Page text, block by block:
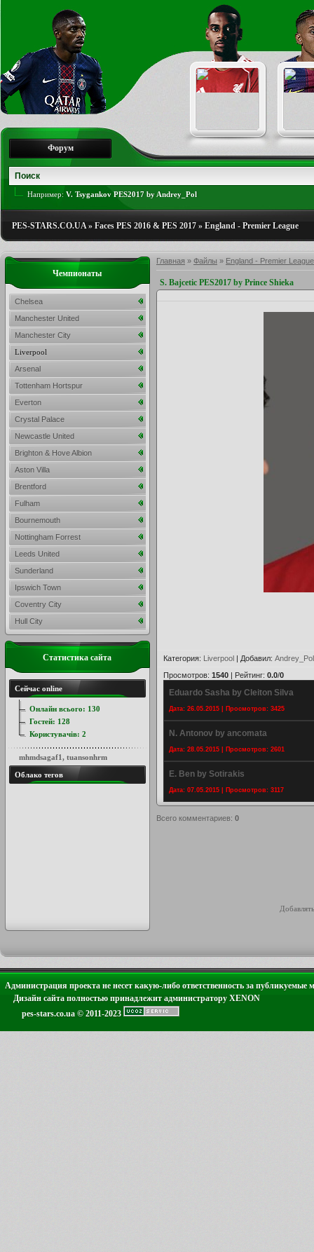
Форум
Например: V. Tsygankov PES2017 by Andrey_Pol
PES-STARS.CO.UA» Faces PES 2016 & PES 2017 » England - Premier League
Главная » Файлы » England - Premier League
S. Bajcetic PES2017 by Prince Shieka
Категория: Liverpool | Добавил: Andrey_Pol
Просмотров: 1540 | Рейтинг: 0.0/0
Eduardo Sasha by Cleiton Silva
Дата: 26.05.2015 | Просмотров: 3425
N. Antonov by ancomata
Дата: 28.05.2015 | Просмотров: 2601
E. Ben by Sotirakis
Дата: 07.05.2015 | Просмотров: 3117
Всего комментариев: 0
Чемпионаты
Chelsea
Manchester United
Manchester City
Liverpool
Arsenal
Tottenham Hortspur
Everton
Crystal Palace
Newcastle United
Brighton & Hove Albion
Aston Villa
Brentford
Fulham
Bournemouth
Nottingham Forrest
Leeds United
Sunderland
Ipswich Town
Coventry City
Hull City
Статистика сайта
Сейчас online
Онлайн всього: 130
Гостей: 128
Користувачів: 2
mhmdsagaf1, tuansonhrm
Облако тегов
Администрация проекта не несет какую-либо ответственность за публикуемые
Дизайн сайта полностью принадлежит администратору XENON
pes-stars.co.ua © 2011-2023